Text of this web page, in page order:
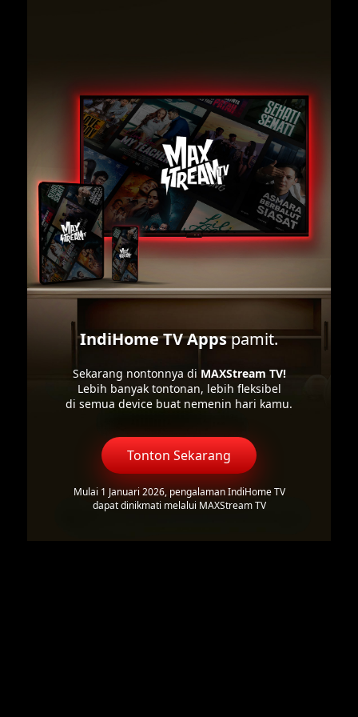
IndiHome TV Appspamit.
Sekarang nontonnya di MAXStream TV!
Lebih banyak tontonan, lebih fleksibel
di semua device buat nemenin hari kamu.
Tonton Sekarang
Mulai 1 Januari 2026, pengalaman IndiHome TV
dapat dinikmati melalui MAXStream TV